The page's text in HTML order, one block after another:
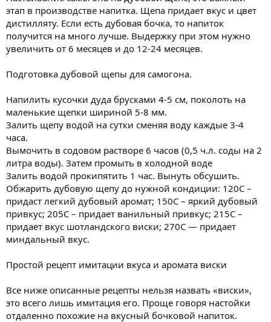
этап в производстве напитка. Щепа придает вкус и цвет
дистилляту. Если есть дубовая бочка, то напиток
получится на много лучше. Выдержку при этом нужно
увеличить от 6 месяцев и до 12-24 месяцев.
Подготовка дубовой щепы для самогона.
Напилить кусочки дуда брусками 4-5 см, поколоть на
маленькие щепки шириной 5-8 мм.
Залить щепу водой на сутки сменяя воду каждые 3-4
часа.
Вымочить в содовом растворе 6 часов (0,5 ч.л. соды на 2
литра воды). Затем промыть в холодной воде
Залить водой прокипятить 1 час. Вынуть обсушить.
Обжарить дубовую щепу до нужной кондиции: 120C –
придаст легкий дубовый аромат; 150C – яркий дубовый
привкус; 205C – придает ванильный привкус; 215C –
придает вкус шотландского виски; 270C — придает
миндальный вкус.
Простой рецепт имитации вкуса и аромата виски
Все ниже описанные рецепты нельзя назвать «виски»,
это всего лишь имитация его. Проще говоря настойки
отдаленно похожие на вкусный бочковой напиток.